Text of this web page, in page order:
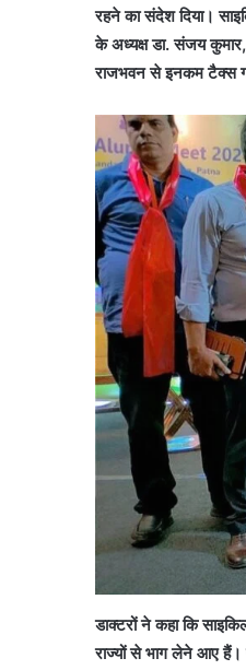
रहने का संदेश दिया।
के अध्यक्ष डा. संजय
राजभवन से इनकम टैक्स
डाक्टरों ने कहा कि
राज्यों से भाग लेने आए हैं।